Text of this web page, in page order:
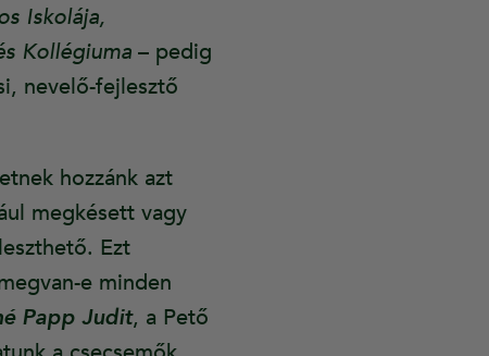
Iskolája,
Kollégiuma – pedig
nevelő-fejlesztő
hozzánk azt
megkésett vagy
Ezt
e minden
Papp Judit, a Pető